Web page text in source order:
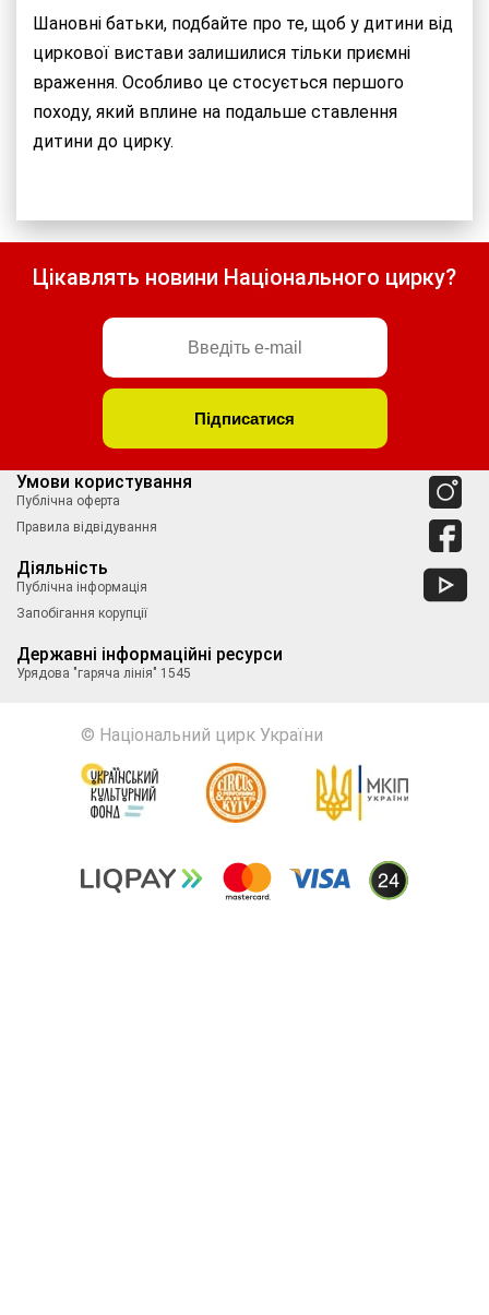
Шановні батьки, подбайте про те, щоб у дитини від
циркової вистави залишилися тільки приємні
враження. Особливо це стосується першого
походу, який вплине на подальше ставлення
дитини до цирку.
Цікавлять новини Національного цирку?
Умови користування
Публічна оферта
Правила відвідування
Діяльність
Публічна інформація
Запобігання корупції
Державні інформаційні ресурси
Урядова "гаряча лінія" 1545
© Національний цирк України